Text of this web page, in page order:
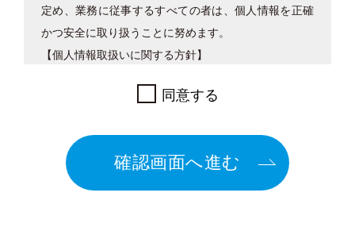
定め、業務に従事するすべての者は、個人情報を正確
かつ安全に取り扱うことに努めます。
【個人情報取扱いに関する方針】
動の上で取り扱う個人情報について、これを適切に管
運用・向上を目的として、プライバシーポリシーを以
下のように定めます。
1. 個人情報の定義
同意する
確認画面へ進む